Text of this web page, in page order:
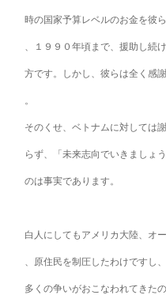
時の国家予算レベルのお金を彼
、１９９０年頃まで、援助し続
方です。しかし、彼らは全く感
。
そのくせ、ベトナムに対しては
らず、「未来志向でいきましょ
のは事実であります。
白人にしてもアメリカ大陸、オ
、原住民を制圧したわけですし
多くの争いがおこなわれてきた